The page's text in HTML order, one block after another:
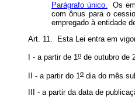
Parágrafo único. Os
com ônus para o
empregado à entidade
Art. 11. Esta Lei entra em
I - a partir de 1o de outubro de
II - a partir do 1 o dia do mês
III - a partir da data de